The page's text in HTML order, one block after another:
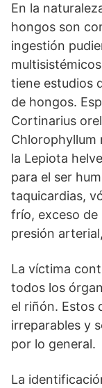
En la
hongos son
ingestión
tiene estudios
de hongos.
Cortinarius
Chlorophyllum
la Lepiota
para el ser
taquicardias,
frío, exceso de
presión
La víctima
todos los
el riñón. Estos
irreparables y
por lo general.
La